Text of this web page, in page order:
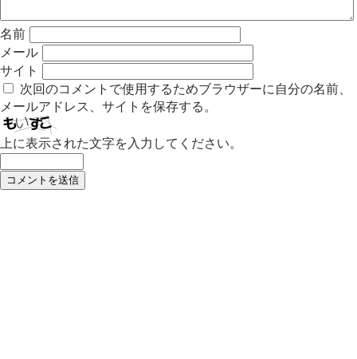
名前
メール
サイト
次回のコメントで使用するためブラウザーに自分の名前、
メールアドレス、サイトを保存する。
上に表示された文字を入力してください。